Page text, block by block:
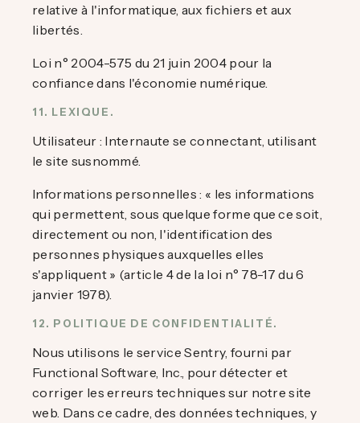
relative à l'informatique, aux fichiers et aux
libertés.
Loi n° 2004-575 du 21 juin 2004 pour la
confiance dans l'économie numérique.
11. LEXIQUE.
Utilisateur : Internaute se connectant, utilisant
le site susnommé.
Informations personnelles : « les informations
qui permettent, sous quelque forme que ce soit,
directement ou non, l'identification des
personnes physiques auxquelles elles
s'appliquent » (article 4 de la loi n° 78-17 du 6
janvier 1978).
12. POLITIQUE DE CONFIDENTIALITÉ.
Nous utilisons le service Sentry, fourni par
Functional Software, Inc., pour détecter et
corriger les erreurs techniques sur notre site
web. Dans ce cadre, des données techniques, y